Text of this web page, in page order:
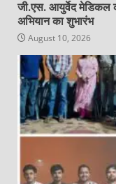
जी.एस. आयुर्वेद मेडिकल
अभियान का शुभारंभ
August 10, 2026